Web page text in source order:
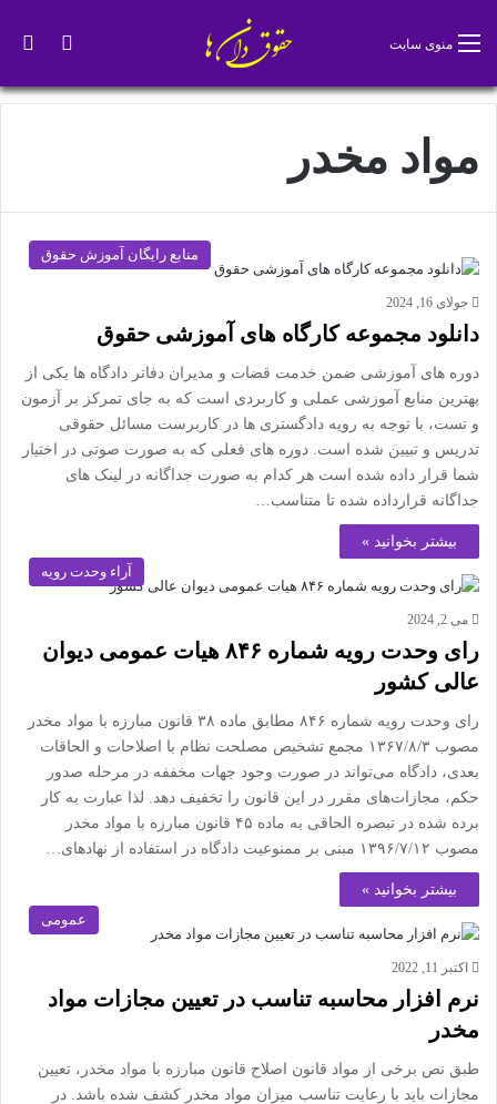
تغییر منوی سایت
مواد مخدر
منابع رایگان آموزش حقوق
جولای 16, 2024
دانلود مجموعه کارگاه های آموزشی حقوق
دوره های آموزشی ضمن خدمت قضات و مدیران دفاتر دادگاه ها یکی از
بهترین منابع آموزشی عملی و کاربردی است که به جای تمرکز بر آزمون
و تست، با توجه به رویه دادگستری ها در کاربرست مسائل حقوقی
تدریس و تبیین شده است. دوره های فعلی که به صورت صوتی در اختیار
شما قرار داده شده است هر کدام به صورت جداگانه در لینک های
جداگانه قرارداده شده تا متناسب…
بیشتر بخوانید »
آراء وحدت رویه
می 2, 2024
رای وحدت رویه شماره ۸۴۶ هیات عمومی دیوان
عالی کشور
رای وحدت رویه شماره ۸۴۶ مطابق ماده ۳۸ قانون مبارزه با مواد مخدر
مصوب ۱۳۶۷/۸/۳ مجمع تشخیص مصلحت نظام با اصلاحات و الحاقات
بعدی، دادگاه می‌تواند در صورت وجود جهات مخففه در مرحله صدور
حکم، مجازات‌های مقرر در این قانون را تخفیف دهد. لذا عبارت به کار
برده شده در تبصره الحاقی به ماده ۴۵ قانون مبارزه با مواد مخدر
مصوب ۱۳۹۶/۷/۱۲ مبنی بر ممنوعیت دادگاه در استفاده از نهادهای…
بیشتر بخوانید »
عمومی
اکتبر 11, 2022
نرم افزار محاسبه تناسب در تعیین مجازات مواد
مخدر
طبق نص برخی از مواد قانون اصلاح قانون مبارزه با مواد مخدر، تعیین
مجازات باید با رعایت تناسب میزان مواد مخدر کشف شده باشد. در